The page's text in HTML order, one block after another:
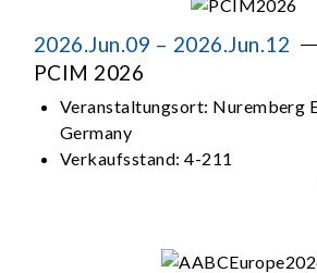
2026.Jun.09 – 2026.Jun.12
PCIM 2026
Veranstaltungsort: Nuremberg
Germany
Verkaufsstand:4-211